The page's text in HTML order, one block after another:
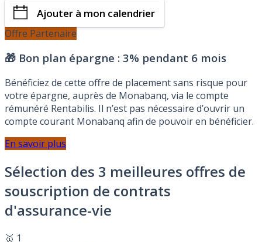
Ajouter à mon calendrier
Offre Partenaire
🎁 Bon plan épargne : 3% pendant 6 mois
Bénéficiez de cette offre de placement sans risque pour
votre épargne, auprès de Monabanq, via le compte
rémunéré Rentabilis. Il n’est pas nécessaire d’ouvrir un
compte courant Monabanq afin de pouvoir en bénéficier.
En savoir plus
Sélection des 3 meilleures offres de
souscription de contrats
d'assurance-vie
🥇 1